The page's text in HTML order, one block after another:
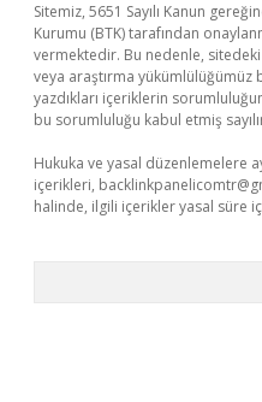
Sitemiz, 5651 Sayılı Kanun
Kurumu (BTK) tarafından
vermektedir. Bu nedenle,
veya araştırma yükümlülüğümüz
yazdıkları içeriklerin
bu sorumluluğu kabul etmiş
Hukuka ve yasal düzenlemelere
içerikleri,
halinde, ilgili içerikler yasal süre